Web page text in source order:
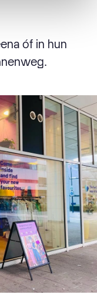
óf in hun